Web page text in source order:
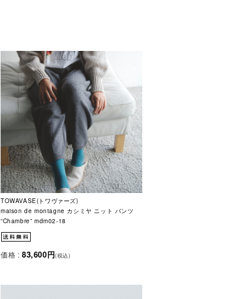
TOWAVASE(トワヴァーズ)
maison de montagne カシミヤ ニット パンツ
“Chambre” mdm02-18
価格 : 83,600円(税込)